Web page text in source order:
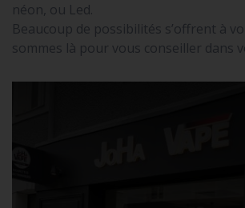
néon, ou Led.
Beaucoup de possibilités s’offrent à
sommes là pour vous conseiller dans